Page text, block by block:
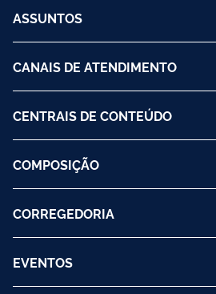
ASSUNTOS
CANAIS DE ATENDIMENTO
CENTRAIS DE CONTEÚDO
COMPOSIÇÃO
CORREGEDORIA
EVENTOS